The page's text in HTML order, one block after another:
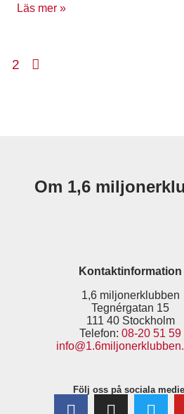
Läs mer »
2
Om 1,6
Kontaktinformation
1,6 miljonerklubben
Tegnérgatan 15
111 40 Stockholm
Telefon:08-20 51 59
Följ oss på sociala